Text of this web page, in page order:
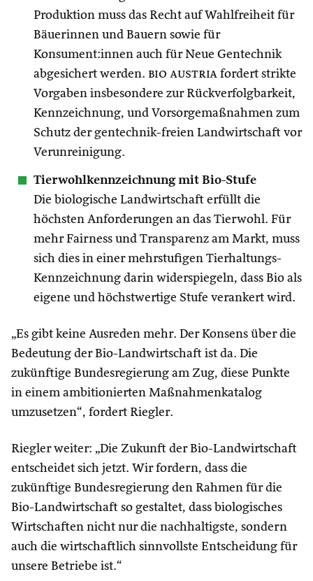
Produktion muss das Recht auf Wahlfreiheit für
Bäuerinnen und Bauern sowie für
Konsument:innen auch für Neue Gentechnik
abgesichert werden. bio austria fordert strikte
Vorgaben insbesondere zur Rückverfolgbarkeit,
Kennzeichnung, und Vorsorgemaßnahmen zum
Schutz der gentechnik-freien Landwirtschaft vor
Verunreinigung.
Tierwohlkennzeichnung mit Bio-Stufe
Die biologische Landwirtschaft erfüllt die
höchsten Anforderungen an das Tierwohl. Für
mehr Fairness und Transparenz am Markt, muss
sich dies in einer mehrstufigen Tierhaltungs-
Kennzeichnung darin widerspiegeln, dass Bio als
eigene und höchstwertige Stufe verankert wird.
„Es gibt keine Ausreden mehr. Der Konsens über die
Bedeutung der Bio-Landwirtschaft ist da. Die
zukünftige Bundesregierung am Zug, diese Punkte
in einem ambitionierten Maßnahmenkatalog
umzusetzen“, fordert Riegler.
Riegler weiter: „Die Zukunft der Bio-Landwirtschaft
entscheidet sich jetzt. Wir fordern, dass die
zukünftige Bundesregierung den Rahmen für die
Bio-Landwirtschaft so gestaltet, dass biologisches
Wirtschaften nicht nur die nachhaltigste, sondern
auch die wirtschaftlich sinnvollste Entscheidung für
unsere Betriebe ist.“